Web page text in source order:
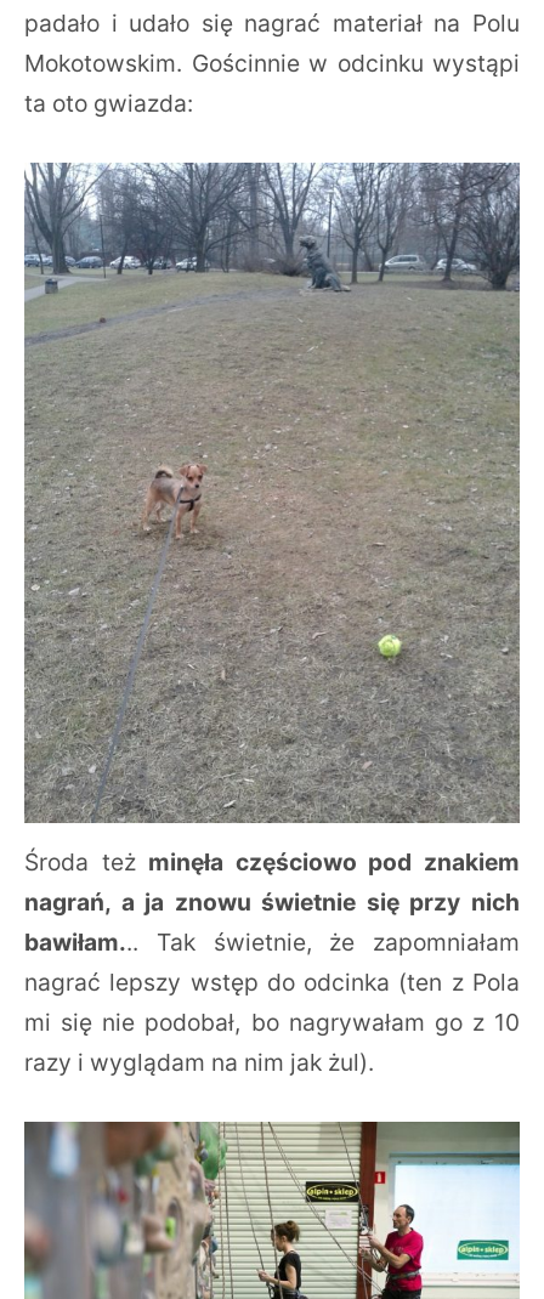
padało i udało się nagrać materiał na Polu
Mokotowskim. Gościnnie w odcinku wystąpi
ta oto gwiazda:
Środa też minęła częściowo pod znakiem
nagrań, a ja znowu świetnie się przy nich
bawiłam... Tak świetnie, że zapomniałam
nagrać lepszy wstęp do odcinka (ten z Pola
mi się nie podobał, bo nagrywałam go z 10
razy i wyglądam na nim jak żul).